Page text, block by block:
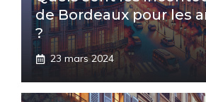
de Bordeaux pour les
?
23 mars 2024